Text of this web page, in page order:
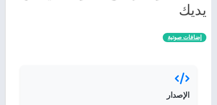
يديك
إضافات صوتية
الإصدار